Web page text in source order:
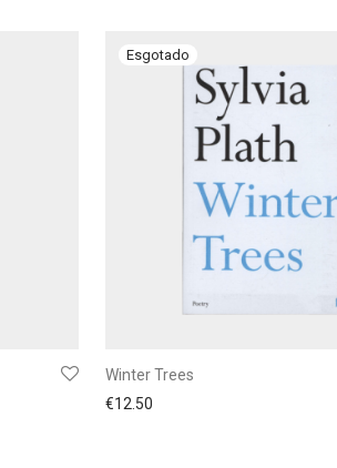
Winter Trees
€12.50